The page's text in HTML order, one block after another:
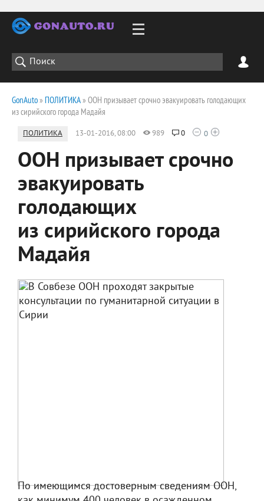
GonAuto» ПОЛИТИКА» ООН призывает срочно эвакуировать голодающих
из сирийского города Мадайя
ПОЛИТИКА 13-01-2016, 08:00 989 0 0
ООН призывает срочно
эвакуировать
голодающих
из сирийского города
Мадайя
По имеющимся достоверным сведениям ООН,